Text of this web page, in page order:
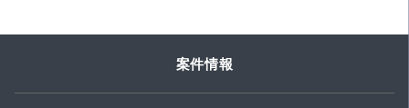
案件情報